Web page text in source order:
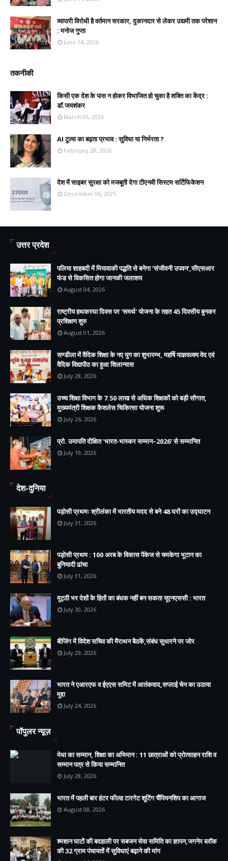
व्यापारी विरोधी है वर्तमान सरकार, दुकानदार से लेकर उद्यमी तक परेशान
: मनोज गुप्ता
June 14, 2026
तकनीकी
किसी एक देश के पास न होकर विभाजित हो चुका है शक्ति का केंद्र :
डॉ.जयशंकर
March 06, 2026
AI टूल्स का बढ़ता प्रभाव : सुविधा या निर्भरता ?
February 28, 2026
देश में साइबर सुरक्षा को मजबूती देगा टीएनवी सिस्टम सर्टिफिकेशन
December 06, 2025
उत्तर प्रदेश
पलिया शाहबदी में मियावाकी पद्धति से बनेगा ‘संजीवनी उपवन’,सीएसआर
फंड से विकसित होगा जानकी जलाशय
August 04, 2026
राष्ट्रीय हथकरघा दिवस पर 'समर्थ' योजना के तहत 45 दिवसीय बुनकर
प्रशिक्षण शुरु
August 01, 2026
सण्डीला में वैदिक शिक्षा के नए युग का शुभारम्भ, महर्षि याज्ञवल्क्य वेद एवं
वैदिक विद्यापीठ का हुआ शिलान्यास
July 28, 2026
उच्च शिक्षा विभाग के 7.50 लाख से अधिक शिक्षकों को बड़ी सौगात,
मुख्यमंत्री शिक्षक कैशलेस चिकित्सा योजना शुरू
July 26, 2026
प्रो. उमापति दीक्षित 'भारत-भास्कर सम्मान–2026' से सम्मानित
July 19, 2026
देश-दुनिया
पड़ोसी प्रथमः श्रीलंका में भारतीय मदद से बने 48 घरों का उद्घाटन
July 31, 2026
पड़ोसी प्रथम : 100 अरब के विकास पैकेज से चमकेगा भूटान का
बुनियादी ढांचा
July 31, 2026
मुट्ठी भर देशों के हितों का बंधक नहीं बन सकता यूएनएससी : भारत
July 30, 2026
बीजिंग में विदेश सचिव की मैराथन बैठकें,संबंध सुधारने पर जोर
July 29, 2026
भारत ने एआरएफ व ईएएस समिट में आतंकवाद,सप्लाई चेन का उठाया
मुद्दा
July 24, 2026
पॉपुलर न्यूज़
मेधा का सम्मान, शिक्षा का अभिमान : 11 छात्राओं को प्रोत्साहन राशि व
सम्मान पत्र से किया सम्मानित
July 28, 2026
भारत में पहली बार हंटर फील्ड टारगेट शूटिंग चैंपियनशिप का आगाज
August 08, 2026
श्मशान घाटों की बदहाली पर सबजन सेवा समिति का ज्ञापन,जगनेर ब्लॉक
की 32 ग्राम पंचायतों में सुविधाएं बढ़ाने की मांग